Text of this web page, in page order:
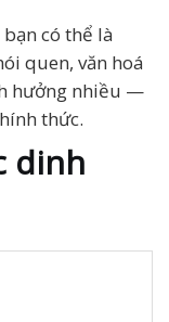
có thể là
quen, văn hoá
hưởng nhiều —
thức.
dinh